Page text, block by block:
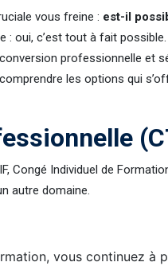
vous freine : est-il
: oui, c’est tout à fait
professionnelle et
les options qui
Congé Individuel de
autre domaine.
vous continuez à